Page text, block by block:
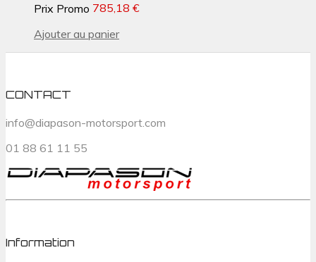
Prix Promo 785,18 €
Ajouter au panier
CONTACT
info@diapason-motorsport.com
01 88 61 11 55
Information